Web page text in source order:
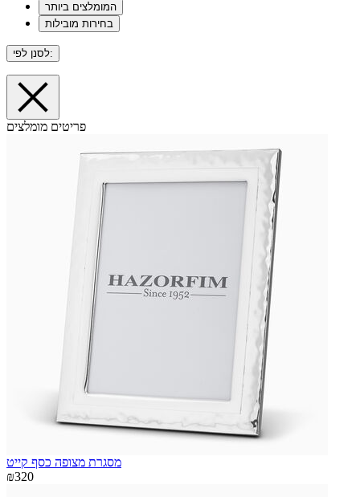
המומלצים ביותר
בחירות מובילות
לסנן לפי:
פריטים מומלצים
מסגרת מצופה כסף קייט
₪320